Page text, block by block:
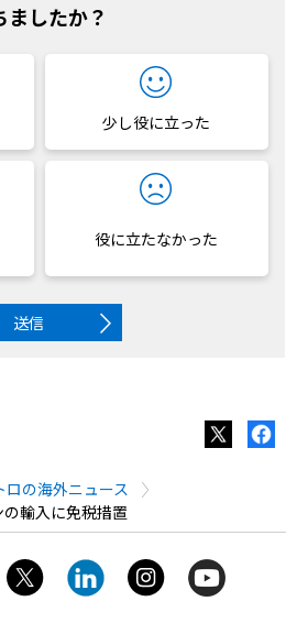
したか？
少し役に立った
役に立たなかった
送信
の海外ニュース
輸入に免税措置